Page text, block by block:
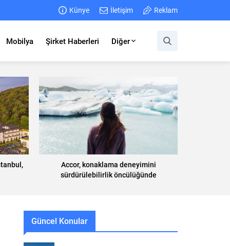
Künye İletişim Reklam
Mobilya Şirket Haberleri Diğer
Accor, konaklama deneyimini
sürdürülebilirlik öncülüğünde
Güncel Konular